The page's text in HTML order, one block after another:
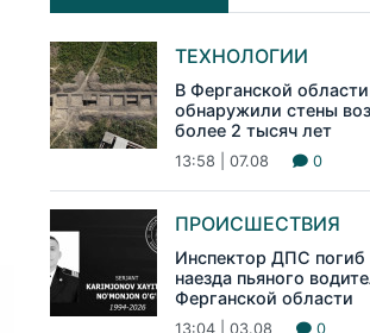
ТЕХНОЛОГИИ
В Ферганской
обнаружили стены
более 2 тысяч лет
13:58 | 07.08 0
ПРОИСШЕСТВИЯ
Инспектор ДПС погиб
наезда пьяного
Ферганской области
13:04 | 03.08 0